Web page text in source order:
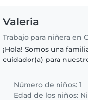
Valeria
Trabajo para niñera en
¡Hola! Somos una
cuidador(a) para
a alguien que pueda..
Número de niños: 1
Edad de los niños: